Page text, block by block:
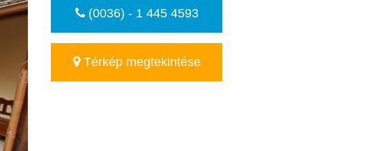
(0036) - 1 445 4593
Térkép megtekintése